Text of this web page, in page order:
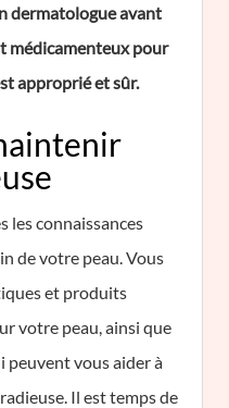
dermatologue avant
médicamenteux pour
approprié et sûr.
les connaissances
de votre peau. Vous
et produits
votre peau, ainsi que
peuvent vous aider à
Il est temps de